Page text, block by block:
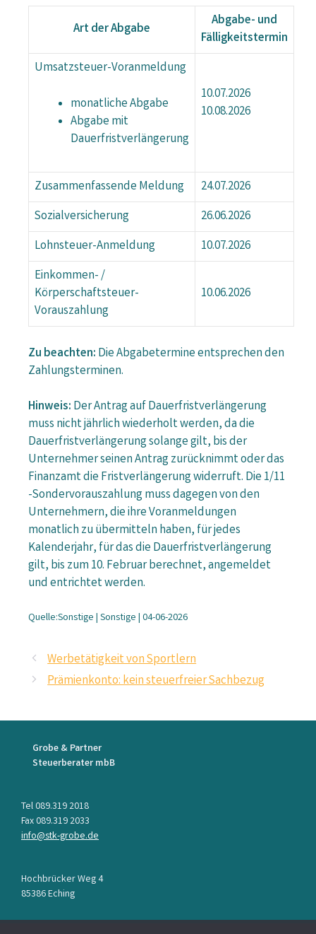
Art der Abgabe
Abgabe- und
Fälligkeitstermin
Umsatzsteuer-Voranmeldung
monatliche Abgabe
Abgabe mit
Dauerfristverlängerung
10.07.2026
10.08.2026
Zusammenfassende Meldung
24.07.2026
Sozialversicherung
26.06.2026
Lohnsteuer-Anmeldung
10.07.2026
Einkommen- /
Körperschaftsteuer-
Vorauszahlung
10.06.2026
Zu beachten: Die Abgabetermine entsprechen den
Zahlungsterminen.
Hinweis: Der Antrag auf Dauerfristverlängerung
muss nicht jährlich wiederholt werden, da die
Dauerfristverlängerung solange gilt, bis der
Unternehmer seinen Antrag zurücknimmt oder das
Finanzamt die Fristverlängerung widerruft. Die 1/11
-Sondervorauszahlung muss dagegen von den
Unternehmern, die ihre Voranmeldungen
monatlich zu übermitteln haben, für jedes
Kalenderjahr, für das die Dauerfristverlängerung
gilt, bis zum 10. Februar berechnet, angemeldet
und entrichtet werden.
Quelle:Sonstige | Sonstige | 04-06-2026
Werbetätigkeit von Sportlern
Prämienkonto: kein steuerfreier Sachbezug
Grobe & Partner
Steuerberater mbB
Tel 089.319 2018
Fax 089.319 2033
info@stk-grobe.de
Hochbrücker Weg 4
85386 Eching